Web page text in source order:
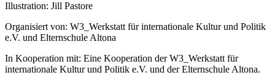
Illustration: Jill Pastore
Organisiert von: W3_Werkstatt für internationale Kultur und Politik
e.V. und Elternschule Altona
In Kooperation mit: Eine Kooperation der W3_Werkstatt für
internationale Kultur und Politik e.V. und der Elternschule Altona.